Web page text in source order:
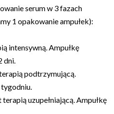
serum w 3 fazach
1 opakowanie ampułek):
intensywną. Ampułkę
dni.
podtrzymującą.
tygodniu.
uzupełniającą. Ampułkę